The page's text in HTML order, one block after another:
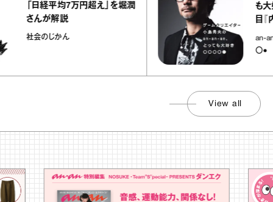
「日経平均7万円超え」を堀潤
さんが解説
社会のじかん
も大好
目『内視
an-an-an、
View all